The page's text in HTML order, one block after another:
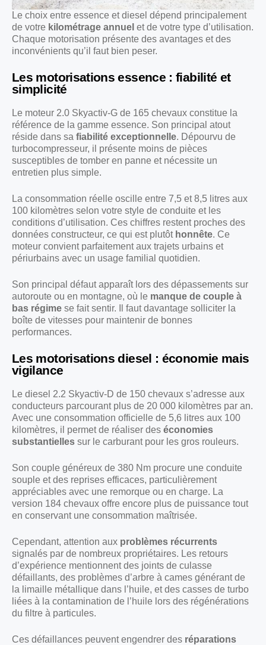
Le choix entre essence et diesel dépend principalement
de votre kilométrage annuel et de votre type d’utilisation.
Chaque motorisation présente des avantages et des
inconvénients qu’il faut bien peser.
Les motorisations essence : fiabilité et
simplicité
Le moteur 2.0 Skyactiv-G de 165 chevaux constitue la
référence de la gamme essence. Son principal atout
réside dans sa fiabilité exceptionnelle. Dépourvu de
turbocompresseur, il présente moins de pièces
susceptibles de tomber en panne et nécessite un
entretien plus simple.
La consommation réelle oscille entre 7,5 et 8,5 litres aux
100 kilomètres selon votre style de conduite et les
conditions d’utilisation. Ces chiffres restent proches des
données constructeur, ce qui est plutôt honnête. Ce
moteur convient parfaitement aux trajets urbains et
périurbains avec un usage familial quotidien.
Son principal défaut apparaît lors des dépassements sur
autoroute ou en montagne, où le manque de couple à
bas régime se fait sentir. Il faut davantage solliciter la
boîte de vitesses pour maintenir de bonnes
performances.
Les motorisations diesel : économie mais
vigilance
Le diesel 2.2 Skyactiv-D de 150 chevaux s’adresse aux
conducteurs parcourant plus de 20 000 kilomètres par an.
Avec une consommation officielle de 5,6 litres aux 100
kilomètres, il permet de réaliser des économies
substantielles sur le carburant pour les gros rouleurs.
Son couple généreux de 380 Nm procure une conduite
souple et des reprises efficaces, particulièrement
appréciables avec une remorque ou en charge. La
version 184 chevaux offre encore plus de puissance tout
en conservant une consommation maîtrisée.
Cependant, attention aux problèmes récurrents
signalés par de nombreux propriétaires. Les retours
d’expérience mentionnent des joints de culasse
défaillants, des problèmes d’arbre à cames générant de
la limaille métallique dans l’huile, et des casses de turbo
liées à la contamination de l’huile lors des régénérations
du filtre à particules.
Ces défaillances peuvent engendrer des réparations